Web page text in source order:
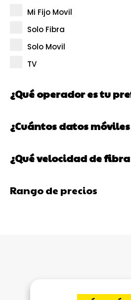
Mi Fijo Movil
Solo Fibra
Solo Movil
TV
¿Qué operador es tu
¿Cuántos datos
¿Qué velocidad de
Rango de precios